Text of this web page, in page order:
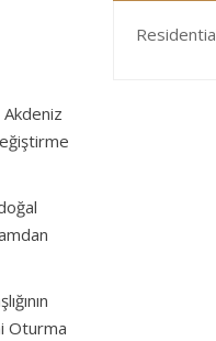
Akdeniz
Oturma